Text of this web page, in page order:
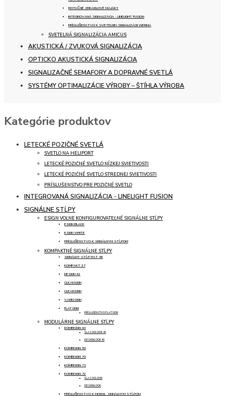
ROTAČNÉ ZRKADLOVÉ MAJÁKY
INTEGROVANÁ SIGNALIZÁCIA - LINELIGHT FUSION
PRÍSLUŠENSTVO K SVETELNEJ SIGNALIZÁCII WERMA
SVETELNÁ SIGNALIZÁCIA AMICUS
AKUSTICKÁ / ZVUKOVÁ SIGNALIZÁCIA
OPTICKO AKUSTICKÁ SIGNALIZÁCIA
SIGNALIZAČNÉ SEMAFORY A DOPRAVNÉ SVETLÁ
SYSTÉMY OPTIMALIZÁCIE VÝROBY – ŠTÍHLA VÝROBA
Kategórie produktov
LETECKÉ POZIČNÉ SVETLÁ
SVETLO NA HELIPORT
LETECKÉ POZIČNÉ SVETLO NÍZKEJ SVIETIVOSTI
LETECKÉ POZIČNÉ SVETLO STREDNEJ SVIETIVOSTI
PRÍSLUŠENSTVO PRE POZIČNÉ SVETLO
INTEGROVANÁ SIGNALIZÁCIA - LINELIGHT FUSION
SIGNÁLNE STĹPY
ESIGN VOĽNE KONFIGUROVATEĽNÉ SIGNÁLNE STĹPY
ESIGN BLACK
ESIGN WHITE
PRÍSLUŠENSTVO K SIGNÁLNYM STĹPOM
KOMPAKTNÉ SIGNÁLNE STĹPY
SIGNÁLNY STĹP RST 56
KOMPAKT 37
DESIGN 42
CLEANSIGN
CLEARSIGN
VARIOSIGN
FLATSIGN
PRÍSLUŠENSTVO FLATSIGN
MODULÁRNE SIGNÁLNE STĹPY
KOMBISIGN 40
CLASSICLOOK 40
DESIGNLOOK 40
KOMBISIGN 50
KOMBISIGN 70
KOMBISIGN 71
KOMBISIGN 72
CLASSICLOOK
DESIGNLOOK
PRÍSLUŠENSTVO K MODUL. SIGNÁLNYM STĹPOM